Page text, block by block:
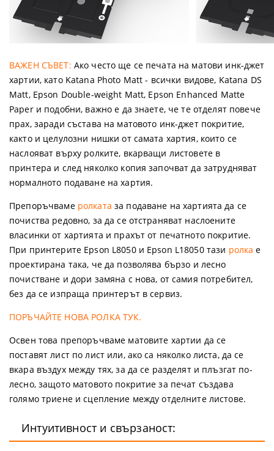
ВАЖЕН СЪВЕТ: Ако често ще се печата на матови инк-джет
хартии, като Katana Photo Matt - всички видове, Katana DS
Matt, Epson Double-weight Matt, Epson Enhanced Matte
Paper и подобни, важно е да знаете, че те отделят повече
прах, заради състава на матовото инк-джет покритие,
както и целулозни нишки от самата хартия, които се
наслояват върху ролките, вкарващи листовете в
принтера и след няколко копия започват да затрудняват
нормалното подаване на хартия.
Препоръчваме ролката за подаване на хартията да се
почиства редовно, за да се отстраняват наслоените
власинки от хартията и прахът от печатното покритие.
При принтерите Epson L8050 и Epson L18050 тази ролка е
проектирана така, че да позволява бързо и лесно
почистване и дори замяна с нова, от самия потребител,
без да се изпраща принтерът в сервиз.
ПОРЪЧАЙТЕ НОВА РОЛКА ТУК.
Освен това препоръчваме матовите хартии да се
поставят лист по лист или, ако са няколко листа, да се
вкара въздух между тях, за да се разделят и плъзгат по-
лесно, защото матовото покритие за печат създава
голямо триене и сцепление между отделните листове.
Интуитивност и свързаност: